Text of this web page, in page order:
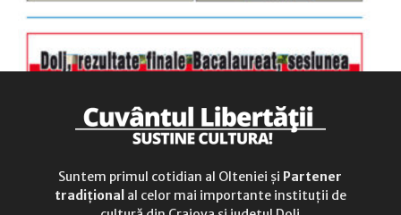
Suntem primul cotidian al Olteniei și Partener
tradițional al celor mai importante instituții de